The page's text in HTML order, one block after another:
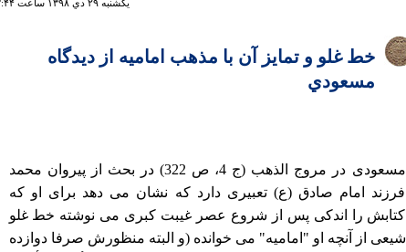
يكشنبه ۲۹ دي ۱۳۹۸ ساعت ۳:۴۴
خط غلو و تمايز آن با مذهب اماميه از ديدگاه
مسعودي
مسعودی در مروج الذهب (ج 4، ص 322) در بحث از پيروان محمد
فرزند امام صادق (ع) تعبيری دارد که نشان می دهد برای او که
کتابش را اندکی پس از شروع عصر غيبت کبری می نوشته خط غلو
شيعی از آنچه او "اماميه" می خوانده (و البته منظورش صرفا دوازده